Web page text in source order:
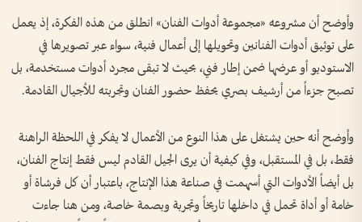
وأوضح أن مشروعه «مجموعة أدوات الفنان» انطلق من هذه الفكرة، إذ يعمل
على توثيق أدوات الفنانين وتحويلها إلى أعمال فنية، سواء عبر تصويرها في
الاستوديو أو عرضها ضمن إطار فني، بحيث لا تبقى مجرد أدوات مستخدمة، بل
تصبح جزءاً من أرشيف بصري يحفظ حضور الفنان وتجربته للأجيال القادمة.
وأوضح أنه حين يشتغل على هذا النوع من الأعمال لا يفكر في اللحظة الراهنة
فقط، بل في المستقبل، وفي كيفية أن يرى الجيل القادم ليس فقط إنتاج الفنان،
بل أيضاً الأدوات التي أسهمت في صناعة هذا الإنتاج، باعتبار أن كل فرشاة أو
خامة أو أداة تحمل في داخلها تاريخاً وتجربة وبصمة خاصة، ومن هنا جاءت